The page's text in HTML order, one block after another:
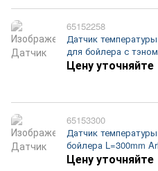
65152258
Датчик
для бойлера с
Цену уточняйте
65153300
Датчик
бойлера L=300mm
Цену уточняйте